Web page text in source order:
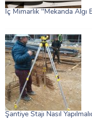
İç Mimarlık ''Mekanda Algı
Şantiye Stajı Nasıl